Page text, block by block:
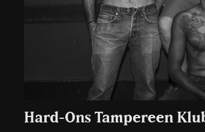
Hard-Ons Tampereen